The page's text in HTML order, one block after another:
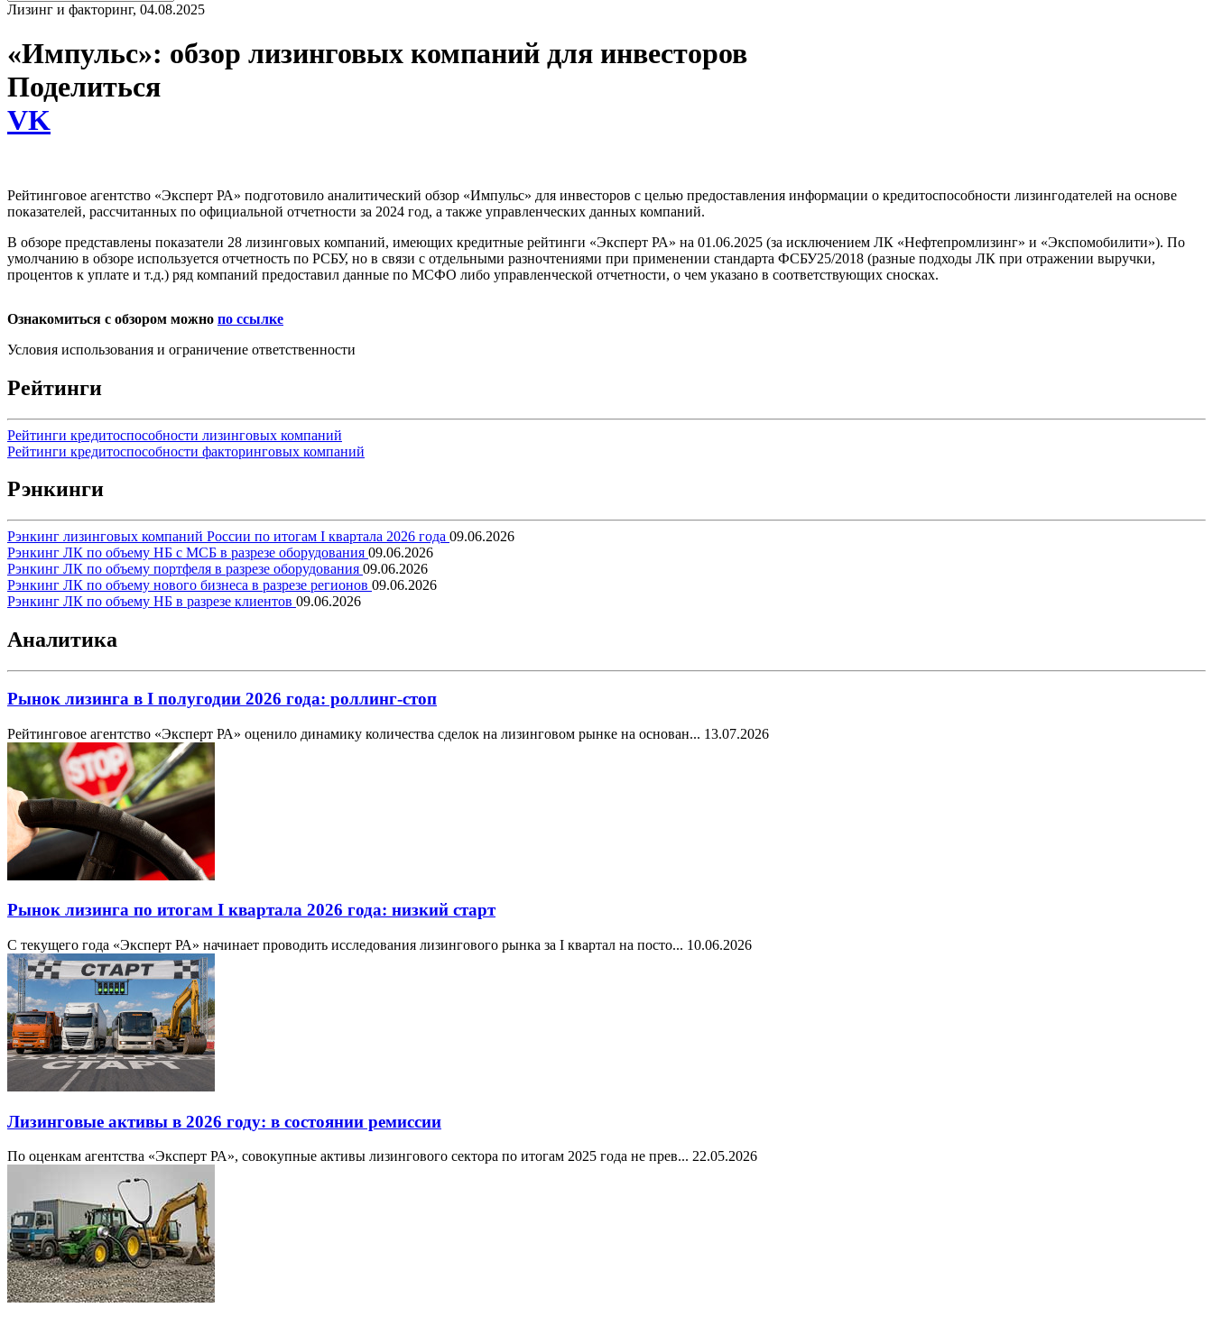
Лизинг и факторинг, 04.08.2025
«Импульс»: обзор лизинговых компаний для инвесторов
Поделиться
VK
Рейтинговое агентство «Эксперт РА» подготовило аналитический обзор «Импульс» для инвесторов с целью предоставления информации о кредитоспособности лизингодателей на основе
показателей, рассчитанных по официальной отчетности за 2024 год, а также управленческих данных компаний.
В обзоре представлены показатели 28 лизинговых компаний, имеющих кредитные рейтинги «Эксперт РА» на 01.06.2025 (за исключением ЛК «Нефтепромлизинг» и «Экспомобилити»). По
умолчанию в обзоре используется отчетность по РСБУ, но в связи с отдельными разночтениями при применении стандарта ФСБУ25/2018 (разные подходы ЛК при отражении выручки,
процентов к уплате и т.д.) ряд компаний предоставил данные по МСФО либо управленческой отчетности, о чем указано в соответствующих сносках.
Ознакомиться с обзором можно по ссылке
Условия использования и ограничение ответственности
Рейтинги
Рейтинги кредитоспособности лизинговых компаний
Рейтинги кредитоспособности факторинговых компаний
Рэнкинги
Рэнкинг лизинговых компаний России по итогам I квартала 2026 года 09.06.2026
Рэнкинг ЛК по объему НБ с МСБ в разрезе оборудования 09.06.2026
Рэнкинг ЛК по объему портфеля в разрезе оборудования 09.06.2026
Рэнкинг ЛК по объему нового бизнеса в разрезе регионов 09.06.2026
Рэнкинг ЛК по объему НБ в разрезе клиентов 09.06.2026
Аналитика
Рынок лизинга в I полугодии 2026 года: роллинг-стоп
Рейтинговое агентство «Эксперт РА» оценило динамику количества сделок на лизинговом рынке на основан... 13.07.2026
Рынок лизинга по итогам I квартала 2026 года: низкий старт
С текущего года «Эксперт РА» начинает проводить исследования лизингового рынка за I квартал на посто... 10.06.2026
Лизинговые активы в 2026 году: в состоянии ремиссии
По оценкам агентства «Эксперт РА», совокупные активы лизингового сектора по итогам 2025 года не прев... 22.05.2026